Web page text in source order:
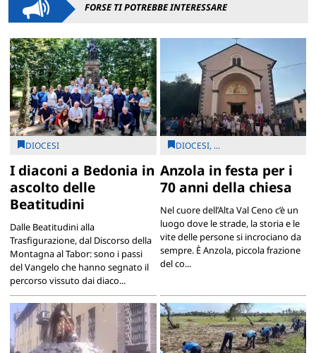
FORSE TI POTREBBE INTERESSARE
DIOCESI
I diaconi a Bedonia in
ascolto delle
Beatitudini
Dalle Beatitudini alla
Trasfigurazione, dal Discorso della
Montagna al Tabor: sono i passi
del Vangelo che hanno segnato il
percorso vissuto dai diaco...
DIOCESI, ...
Anzola in festa per i
70 anni della chiesa
Nel cuore dell’Alta Val Ceno c’è un
luogo dove le strade, la storia e le
vite delle persone si incrociano da
sempre. È Anzola, piccola frazione
del co...